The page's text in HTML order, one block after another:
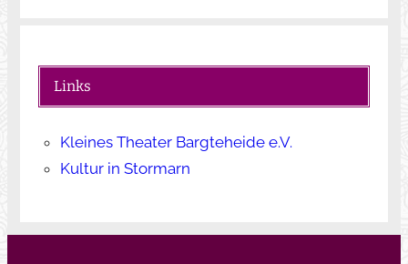
Links
Kleines Theater Bargteheide e.V.
Kultur in Stormarn